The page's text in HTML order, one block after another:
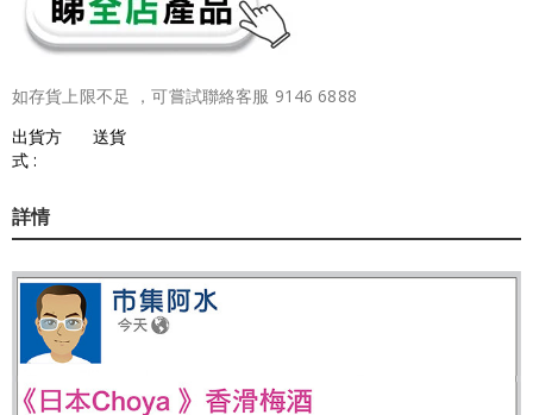
如存貨上限不足 ，可嘗試聯絡客服 9146 6888
出貨方
式 :
送貨
詳情